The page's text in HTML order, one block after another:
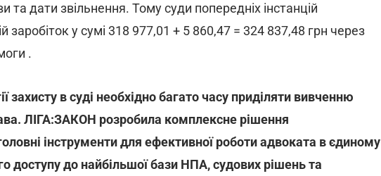
та дати звільнення. Тому суди попередніх інстанцій
заробіток у сумі 318 977,01 + 5 860,47 = 324 837,48 грн через
.
захисту в суді необхідно багато часу приділяти вивченню
ЛІГА:ЗАКОН розробила комплексне рішення
інструменти для ефективної роботи адвоката в єдиному
доступу до найбільшої бази НПА, судових рішень та